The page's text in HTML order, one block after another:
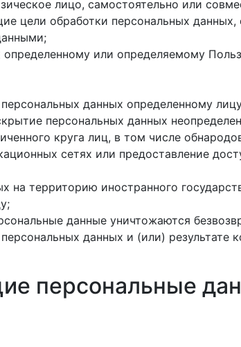
лицо, самостоятельно или
цели обработки персональных данных,
или определяемому
данных определенному
персональных данных
круга лиц, в том числе
сетях или предоставление
территорию иностранного
данные уничтожаются
данных и (или) результате
персональные